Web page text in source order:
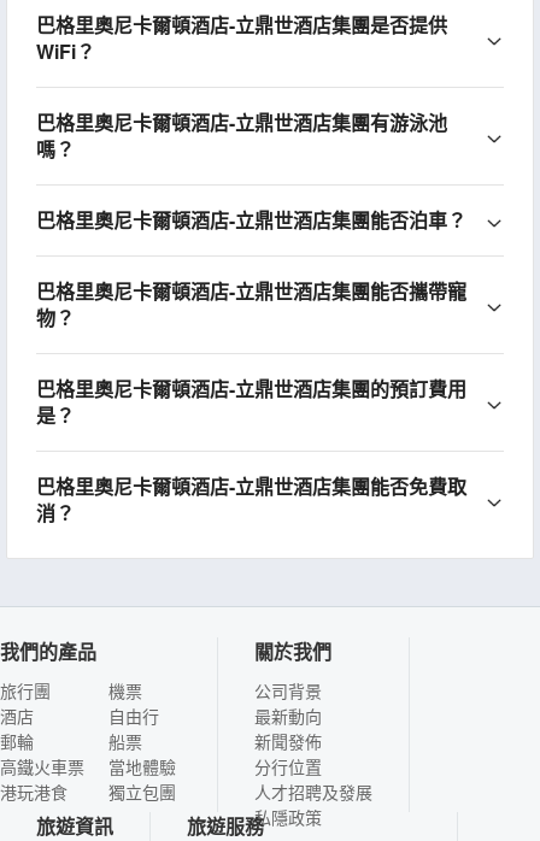
巴格里奧尼卡爾頓酒店-立鼎世酒店集團是否提供
WiFi？
巴格里奧尼卡爾頓酒店-立鼎世酒店集團有游泳池
嗎？
巴格里奧尼卡爾頓酒店-立鼎世酒店集團能否泊車？
巴格里奧尼卡爾頓酒店-立鼎世酒店集團能否攜帶寵
物？
巴格里奧尼卡爾頓酒店-立鼎世酒店集團的預訂費用
是？
巴格里奧尼卡爾頓酒店-立鼎世酒店集團能否免費取
消？
我們的產品
旅行團
酒店
郵輪
高鐵火車票
港玩港食
機票
自由行
船票
當地體驗
獨立包團
關於我們
公司背景
最新動向
新聞發佈
分行位置
人才招聘及發展
私隱政策
旅遊資訊 旅遊服務